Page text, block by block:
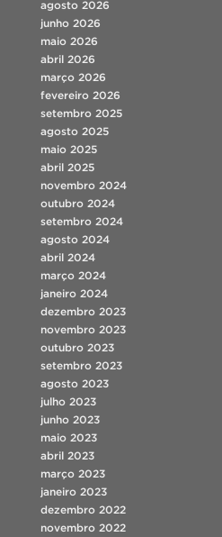
agosto 2026
junho 2026
maio 2026
abril 2026
março 2026
fevereiro 2026
setembro 2025
agosto 2025
maio 2025
abril 2025
novembro 2024
outubro 2024
setembro 2024
agosto 2024
abril 2024
março 2024
janeiro 2024
dezembro 2023
novembro 2023
outubro 2023
setembro 2023
agosto 2023
julho 2023
junho 2023
maio 2023
abril 2023
março 2023
janeiro 2023
dezembro 2022
novembro 2022